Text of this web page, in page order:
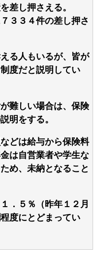
差し押さえる。
３３４件の差し押さ
る人もいるが、皆が
度だと説明してい
難しい場合は、保険
明をする。
どは給与から保険料
は自営業者や学生な
め、未納となること
．５％（昨年１２月
度にとどまってい